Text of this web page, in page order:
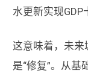
水更新实现GDP
这意味着，未来
是“修复”。从